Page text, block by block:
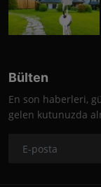
Bülten
En son haberleri,
gelen kutunuzda